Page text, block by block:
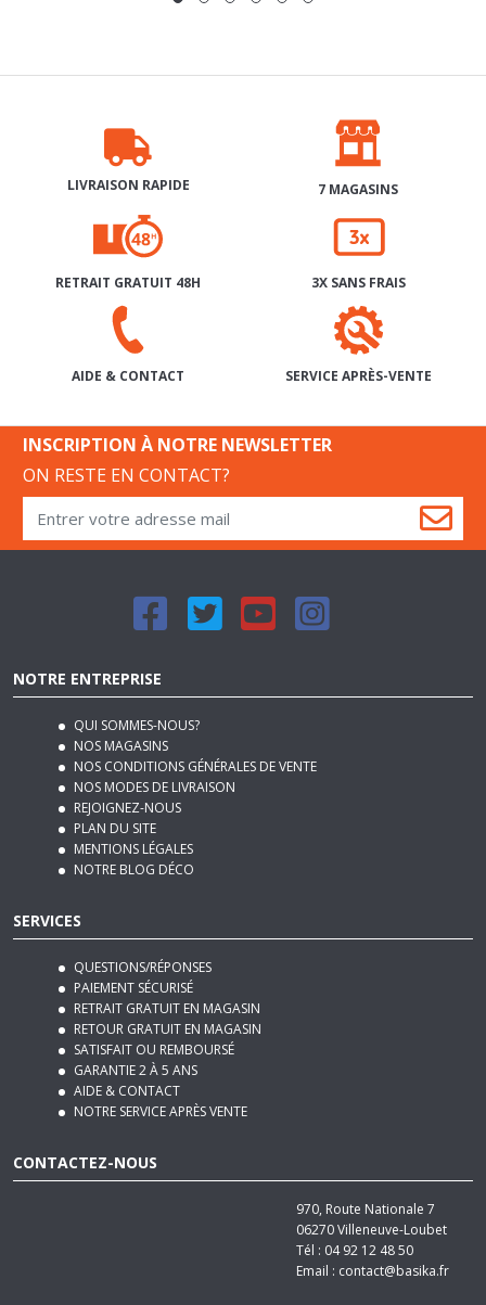
RETRAIT GRATUIT 48H 3X SANS FRAIS
INSCRIPTION À NOTRE NEWSLETTER
ON RESTE EN CONTACT?
NOTRE ENTREPRISE
QUI SOMMES-NOUS?
NOS MAGASINS
NOS CONDITIONS GÉNÉRALES DE VENTE
NOS MODES DE LIVRAISON
REJOIGNEZ-NOUS
PLAN DU SITE
MENTIONS LÉGALES
SERVICES
QUESTIONS/RÉPONSES
PAIEMENT SÉCURISÉ
RETRAIT GRATUIT EN MAGASIN
RETOUR GRATUIT EN MAGASIN
SATISFAIT OU REMBOURSÉ
GARANTIE 2 À 5 ANS
AIDE & CONTACT
CONTACTEZ-NOUS
970, Route Nationale 7
06270Villeneuve-Loubet
Tél :04 92 12 48 50